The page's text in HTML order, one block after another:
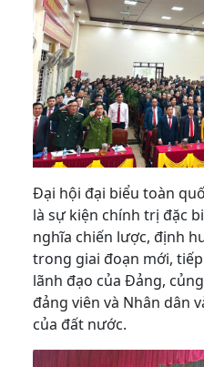
Đại hội đại biểu toàn
là sự kiện chính trị đặc
nghĩa chiến lược, định
trong giai đoạn mới,
lãnh đạo của Đảng,
đảng viên và Nhân dân
của đất nước.